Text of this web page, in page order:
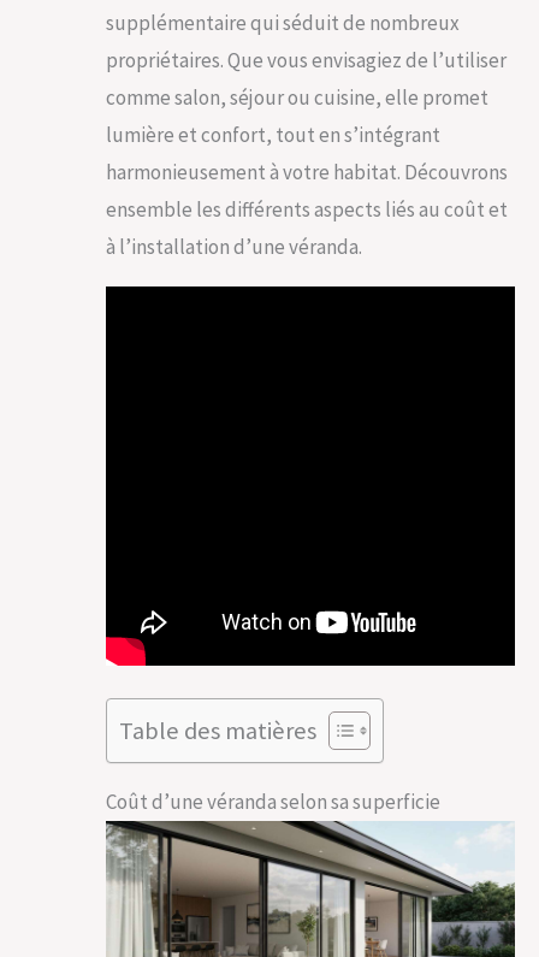
supplémentaire qui séduit de nombreux
propriétaires. Que vous envisagiez de l’utiliser
comme salon, séjour ou cuisine, elle promet
lumière et confort, tout en s’intégrant
harmonieusement à votre habitat. Découvrons
ensemble les différents aspects liés au coût et
à l’installation d’une véranda.
Table des matières
Coût d’une véranda selon sa superficie